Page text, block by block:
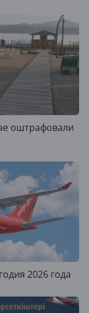
оштрафовали
2026 года